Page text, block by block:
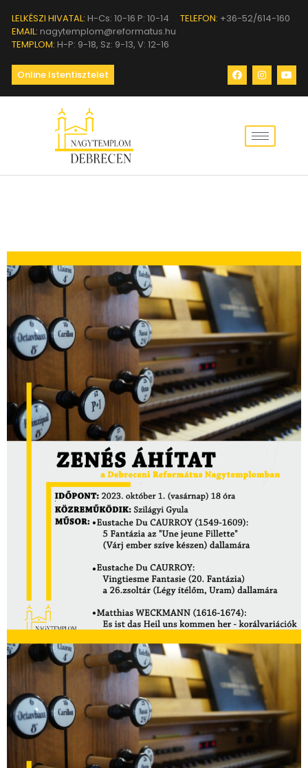
LELKÉSZI HIVATAL: H-Cs: 10-16 P: 10-14 TELEFON: +36-52/614-160
EMAIL: nagytemplom@reformatus.hu
TEMPLOM: H-P: 9-18, Sz: 9-13, V: 12-16
Online Istentisztelet